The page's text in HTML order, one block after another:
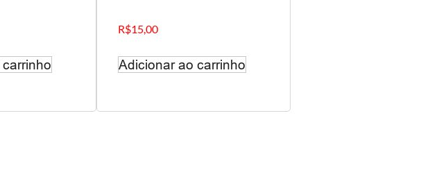
R$15,00
Adicionar ao carrinho